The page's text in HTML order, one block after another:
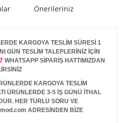
Önerileriniz
KARGOYA TESLİM SÜRESİ 1
GÜN TESLİM TALEPLERİNİZ İÇİN
WHATSAPP SİPARİŞ HATTIMIZDAN
KARGOYA TESLİM
ÜRÜNLERDE 3-5 İŞ GÜNÜ İTHAL
HER TÜRLÜ SORU VE
ADRESİNDEN BİZE